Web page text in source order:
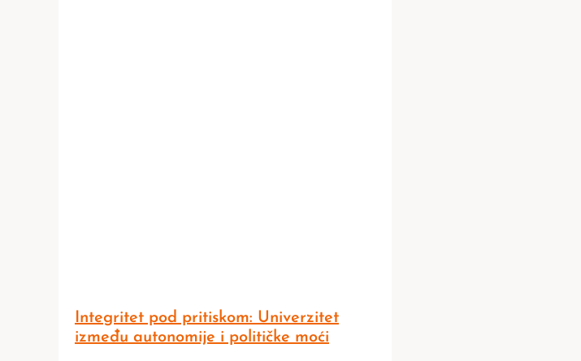
Integritet pod pritiskom: Univerzitet
između autonomije i političke moći